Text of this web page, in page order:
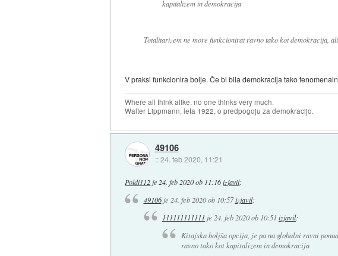
kapitalizem in demokracija
Totalitarizem ne more funkcionirat ravno tako kot demokracija,
V praksi funkcionira bolje. Če bi bila demokracija tako
Where all think alike, no one thinks very much.
Walter Lippmann, leta 1922, o predpogoju za demokracijo.
49106
::24. feb 2020, 11:21
Poldi112 je 24. feb 2020 ob 11:16 izjavil:
49106je 24. feb 2020 ob 10:57 izjavil:
111111111111 je 24. feb 2020 ob 10:51 izjavil:
Kitajska boljša opcija, je pa na globalni ravni
ravno tako kot kapitalizem in demokracija